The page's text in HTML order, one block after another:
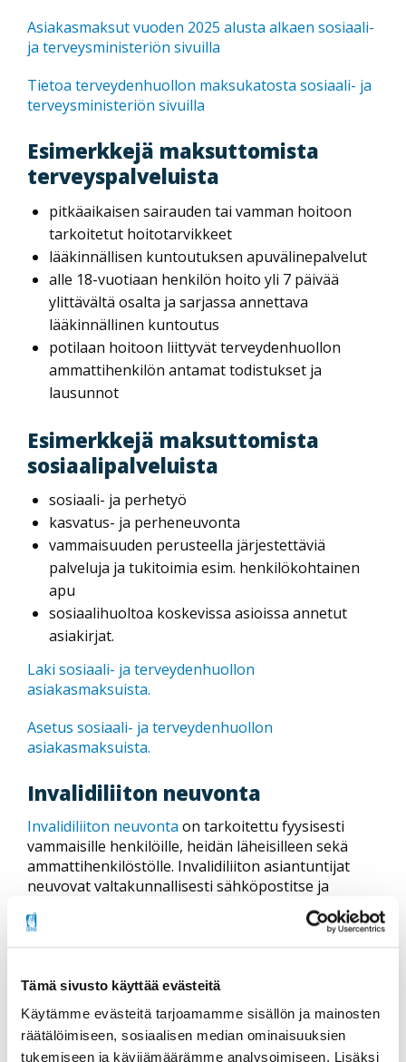
Tämä sivusto käyttää evästeitä
Käytämme evästeitä tarjoamamme sisällön ja mainosten
räätälöimiseen, sosiaalisen median ominaisuuksien
tukemiseen ja kävijämäärämme analysoimiseen. Lisäksi
Asiakasmaksut vuoden 2025 alusta alkaen sosiaali-
ja terveysministeriön sivuilla
Tietoa terveydenhuollon maksukatosta sosiaali- ja
terveysministeriön sivuilla
Esimerkkejä maksuttomista
terveyspalveluista
pitkäaikaisen sairauden tai vamman hoitoon
tarkoitetut hoitotarvikkeet
lääkinnällisen kuntoutuksen apuvälinepalvelut
alle 18-vuotiaan henkilön hoito yli 7 päivää
ylittävältä osalta ja sarjassa annettava
lääkinnällinen kuntoutus
potilaan hoitoon liittyvät terveydenhuollon
ammattihenkilön antamat todistukset ja
lausunnot
Esimerkkejä maksuttomista
sosiaalipalveluista
sosiaali- ja perhetyö
kasvatus- ja perheneuvonta
vammaisuuden perusteella järjestettäviä
palveluja ja tukitoimia esim. henkilökohtainen
apu
sosiaalihuoltoa koskevissa asioissa annetut
asiakirjat.
Laki sosiaali- ja terveydenhuollon
asiakasmaksuista.
Asetus sosiaali- ja terveydenhuollon
asiakasmaksuista.
Invalidiliiton neuvonta
Invalidiliiton neuvonta on tarkoitettu fyysisesti
vammaisille henkilöille, heidän läheisilleen sekä
ammattihenkilöstölle. Invalidiliiton asiantuntijat
neuvovat valtakunnallisesti sähköpostitse ja
puhelimitse vammaisten henkilöiden palveluihin tai
oikeuksiin liittyvissä kysymyksissä. Tarvittaessa
ohjaamme eteenpäin oikean tahon puoleen.